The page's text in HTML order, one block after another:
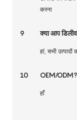
करना
9 क्या आप
हां, सभी उत्पादों
10 OEM/ODM?
हाँ